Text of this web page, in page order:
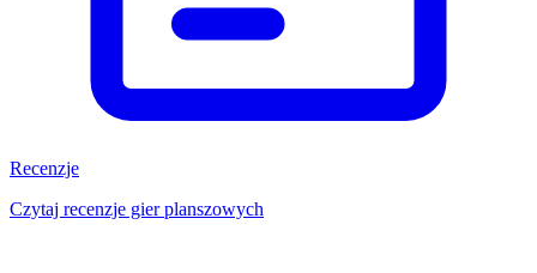
Recenzje
Czytaj recenzje gier planszowych